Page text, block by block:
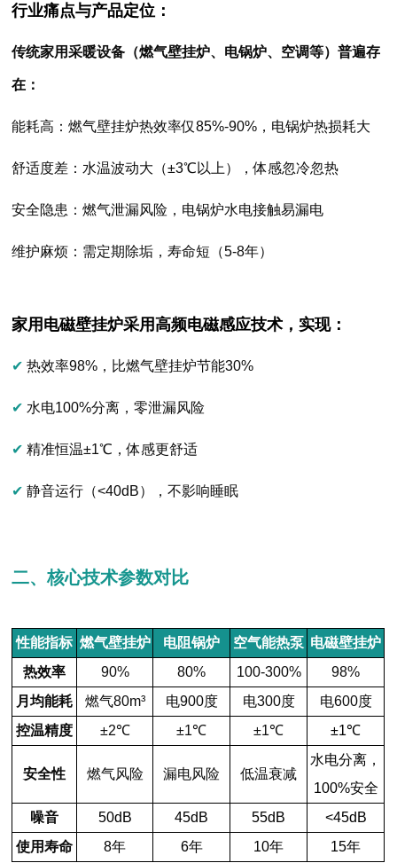
行业痛点与产品定位：
传统家用采暖设备（燃气壁挂炉、电锅炉、空调等）普遍存
在：
能耗高：燃气壁挂炉热效率仅85%-90%，电锅炉热损耗大
舒适度差：水温波动大（±3℃以上），体感忽冷忽热
安全隐患：燃气泄漏风险，电锅炉水电接触易漏电
维护麻烦：需定期除垢，寿命短（5-8年）
家用电磁壁挂炉采用高频电磁感应技术，实现：
✔ 热效率98%，比燃气壁挂炉节能30%
✔ 水电100%分离，零泄漏风险
✔ 精准恒温±1℃，体感更舒适
✔ 静音运行（<40dB），不影响睡眠
二、核心技术参数对比
性能指标 燃气壁挂炉 电阻锅炉 空气能热泵 电磁壁挂炉
热效率
90% 80% 100-300%
98%
月均能耗
燃气80m³ 电900度 电300度
电600度
控温精度
±2℃ ±1℃ ±1℃ ±1℃
安全性 燃气风险 漏电风险 低温衰减
水电分离，
100%安全
噪音
50dB 45dB 55dB
<45dB
使用寿命
8年 6年 10年 15年